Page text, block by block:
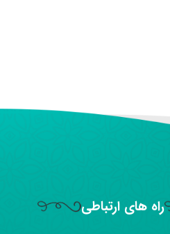
راه های ارتباطی